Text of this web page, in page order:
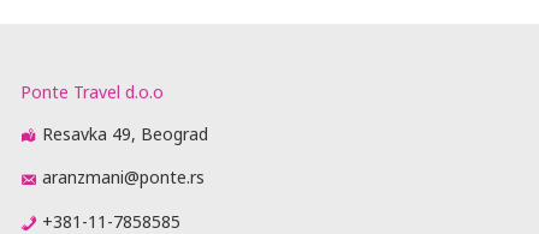
Ponte Travel d.o.o
Resavka 49, Beograd
aranzmani@ponte.rs
+381-11-7858585